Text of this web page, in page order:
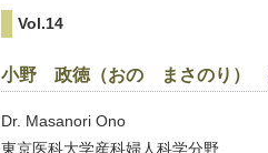
Vol.14
小野 政徳（おの まさのり）
Dr. Masanori Ono
東京医科大学産科婦人科学分野